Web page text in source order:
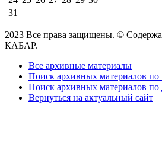
31
2023 Все права защищены. ©
КАБАР.
Все архивные материалы
Поиск архивных материалов по
Поиск архивных материалов по
Вернуться на актуальный сайт